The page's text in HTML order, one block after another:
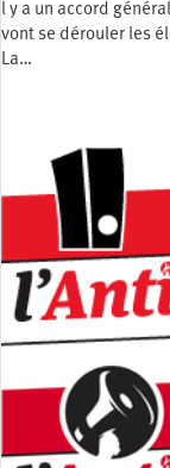
l y a un accord
vont se dérouler les
La…